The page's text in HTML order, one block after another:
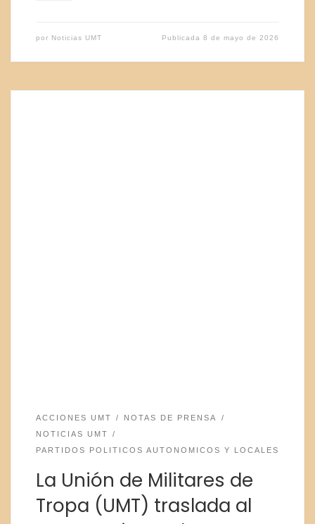
por Noticias UMT Publicada8 de mayo de 2026
ACCIONES UMT
NOTAS DE PRENSA
NOTICIAS UMT
PARTIDOS POLITICOS AUTONOMICOS Y LOCALES
La Unión de Militares de
Tropa (UMT) traslada al